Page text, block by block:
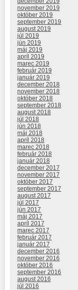
november 2019
október 2019
september 2019
august 2019
júl 2019
jún 2019
máj 2019
apríl 2019
marec 2019
február 2019
január 2019
december 2018
november 2018
október 2018
september 2018
august 2018
júl 2018
jún 2018
máj 2018
apríl 2018
marec 2018
február 2018
január 2018
december 2017
november 2017
október 2017
september 2017
august 2017
júl 2017
jún 2017
máj 2017
apríl 2017
marec 2017
február 2017
január 2017
december 2016
november 2016
október 2016
september 2016
august 2016
júl 2016